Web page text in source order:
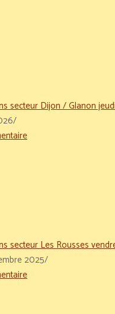
secteur Dijon / Glanon
/
secteur Les Rousses
2025/